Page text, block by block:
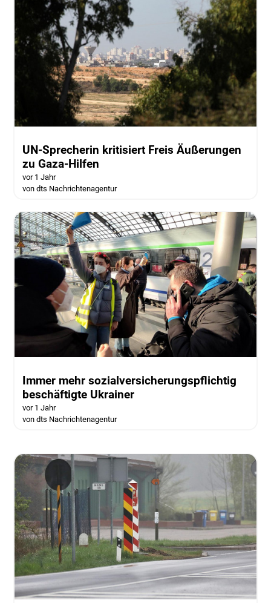
UN-Sprecherin kritisiert Freis Äußerungen
zu Gaza-Hilfen
vor 1 Jahr
von dts Nachrichtenagentur
Immer mehr sozialversicherungspflichtig
beschäftigte Ukrainer
vor 1 Jahr
von dts Nachrichtenagentur